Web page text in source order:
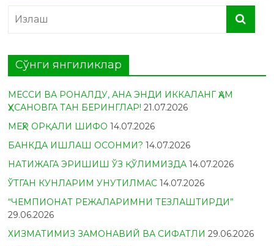
Сўнги янгиликлар
МЕССИ ВА РОНАЛДУ, АНА ЭНДИ ИККАЛАНГ ҲАМ
ҲУСАНОВГА ТАН БЕРИНГЛАР! 21.07.2026
МЕҲР ОРҚАЛИ ШИФО 14.07.2026
БАНКДА ИШЛАШ ОСОНМИ? 14.07.2026
НАТИЖАГА ЭРИШИШ ЎЗ ҚЎЛИМИЗДА 14.07.2026
ЎТГАН КУНЛАРИМ УНУТИЛМАС 14.07.2026
“ЧЕМПИОНАТ РЕЖАЛАРИМНИ ТЕЗЛАШТИРДИ”
29.06.2026
ХИЗМАТИМИЗ ЗАМОНАВИЙ ВА СИФАТЛИ 29.06.2026